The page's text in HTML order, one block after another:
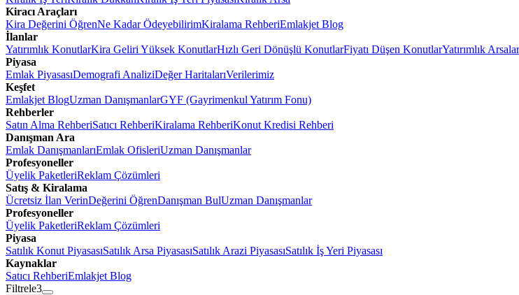
Kiracı Araçları
Kira Değerini ÖğrenNe Kadar ÖdeyebilirimKiralama RehberiEmlakjet Blog
İlanlar
Yatırımlık KonutlarKira Geliri Yüksek KonutlarHızlı Geri Dönüşlü KonutlarFiyatı Düşen KonutlarYatırımlık Arsalar
Piyasa
Emlak PiyasasıDemografi AnaliziDeğer HaritalarıVerilerimiz
Keşfet
Emlakjet BlogUzman DanışmanlarGYF (Gayrimenkul Yatırım Fonu)
Rehberler
Satın Alma RehberiSatıcı RehberiKiralama RehberiKonut Kredisi Rehberi
Danışman Ara
Emlak DanışmanlarıEmlak OfisleriUzman Danışmanlar
Profesyoneller
Üyelik PaketleriReklam Çözümleri
Satış & Kiralama
Ücretsiz İlan VerinDeğerini ÖğrenDanışman BulUzman Danışmanlar
Profesyoneller
Üyelik PaketleriReklam Çözümleri
Piyasa
Satılık Konut PiyasasıSatılık Arsa PiyasasıSatılık Arazi PiyasasıSatılık İş Yeri Piyasası
Kaynaklar
Satıcı RehberiEmlakjet Blog
Filtrele3